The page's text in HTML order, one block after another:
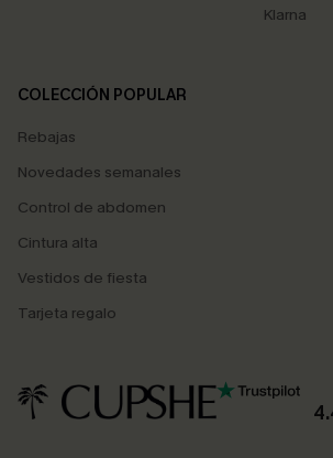
Klarna
COLECCIÓN POPULAR
Rebajas
Novedades semanales
Control de abdomen
Cintura alta
Vestidos de fiesta
Tarjeta regalo